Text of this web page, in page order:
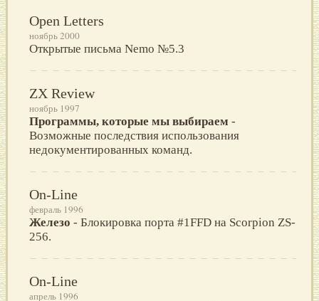
Open Letters
ноябрь 2000
Открытые письма Nemo №5.3
ZX Review
ноябрь 1997
Программы, которые мы выбираем -
Возможные последствия использования
недокументированных команд.
On-Line
февраль 1996
Железо - Блокировка порта #1FFD на Sсorpion ZS-
256.
On-Line
апрель 1996